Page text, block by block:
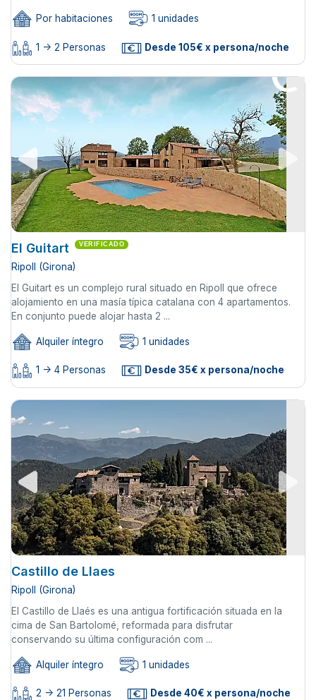
Por habitaciones 1 unidades
1 -> 2 Personas Desde 105€ x persona/noche
El Guitart VERIFICADO
Ripoll (Girona)
El Guitart es un complejo rural situado en Ripoll que ofrece
alojamiento en una masía típica catalana con 4 apartamentos.
En conjunto puede alojar hasta 2 ...
Alquiler íntegro 1 unidades
1 -> 4 Personas Desde 35€ x persona/noche
Castillo de Llaes
Ripoll (Girona)
El Castillo de Llaés es una antigua fortificación situada en la
cima de San Bartolomé, reformada para disfrutar
conservando su última configuración com ...
Alquiler íntegro 1 unidades
2 -> 21 Personas Desde 40€ x persona/noche